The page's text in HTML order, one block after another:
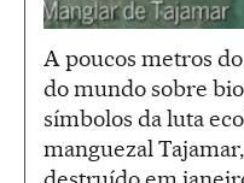
A poucos metros
do mundo sobre
símbolos da luta
manguezal